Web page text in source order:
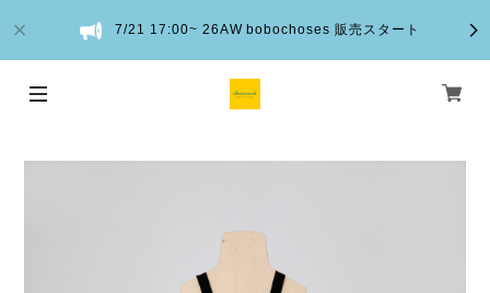
7/21 17:00~ 26AW bobochoses 販売スタート